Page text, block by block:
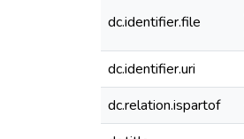
dc.identifier.file
dc.identifier.uri
dc.relation.ispartof